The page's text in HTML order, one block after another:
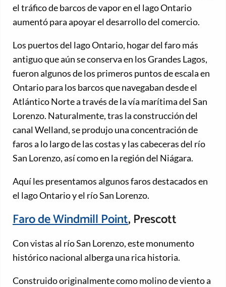
el tráfico de barcos de vapor en el lago Ontario
aumentó para apoyar el desarrollo del comercio.
Los puertos del lago Ontario, hogar del faro más
antiguo que aún se conserva en los Grandes Lagos,
fueron algunos de los primeros puntos de escala en
Ontario para los barcos que navegaban desde el
Atlántico Norte a través de la vía marítima del San
Lorenzo. Naturalmente, tras la construcción del
canal Welland, se produjo una concentración de
faros a lo largo de las costas y las cabeceras del río
San Lorenzo, así como en la región del Niágara.
Aquí les presentamos algunos faros destacados en
el lago Ontario y el río San Lorenzo.
Faro de Windmill Point, Prescott
Con vistas al río San Lorenzo, este monumento
histórico nacional alberga una rica historia.
Construido originalmente como molino de viento a